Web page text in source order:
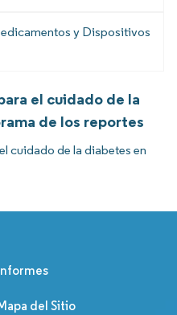
y Dispositivos
el cuidado de la
de los reportes
cuidado de la diabetes en
Informes
del Sitio